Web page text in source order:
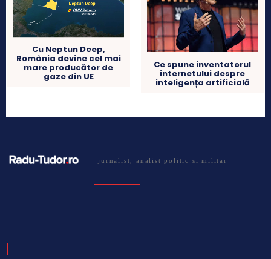
Cu Neptun Deep,
România devine cel mai
mare producător de
gaze din UE
Ce spune inventatorul
internetului despre
inteligența artificială
jurnalist, analist politic si militar